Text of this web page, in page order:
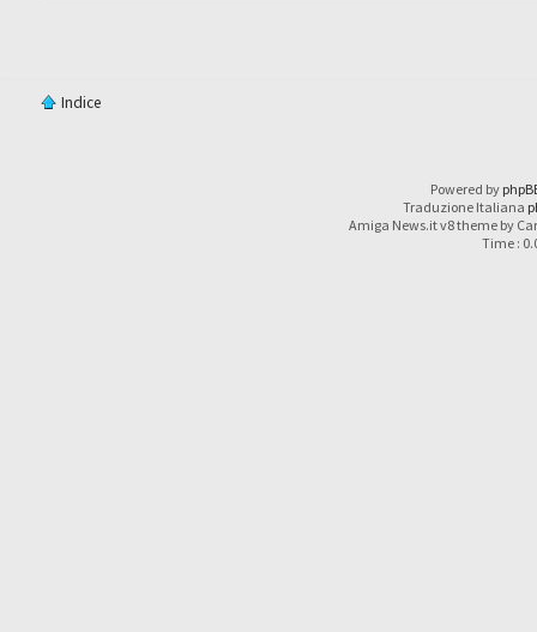
Indice
Powered by
Traduzione Italiana
Amiga News.it v8 theme by
Time :